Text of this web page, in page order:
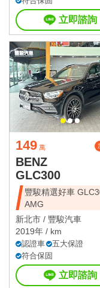
立即諮詢
149 萬
BENZ
GLC300
豐駿精選好車
AMG
新北市 / 豐駿汽車
2019年 / km
認證車
五大保證
符合保固
立即諮詢